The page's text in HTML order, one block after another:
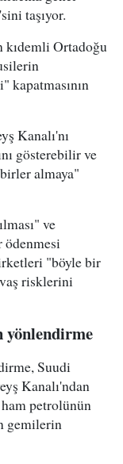
taşıyor.
Ortadoğu
kapatmasının
Kanalı'nı
gösterebilir ve
almaya"
ve
ödenmesi
"böyle bir
risklerini
yönlendirme
Suudi
Kanalı'ndan
petrolünün
gemilerin